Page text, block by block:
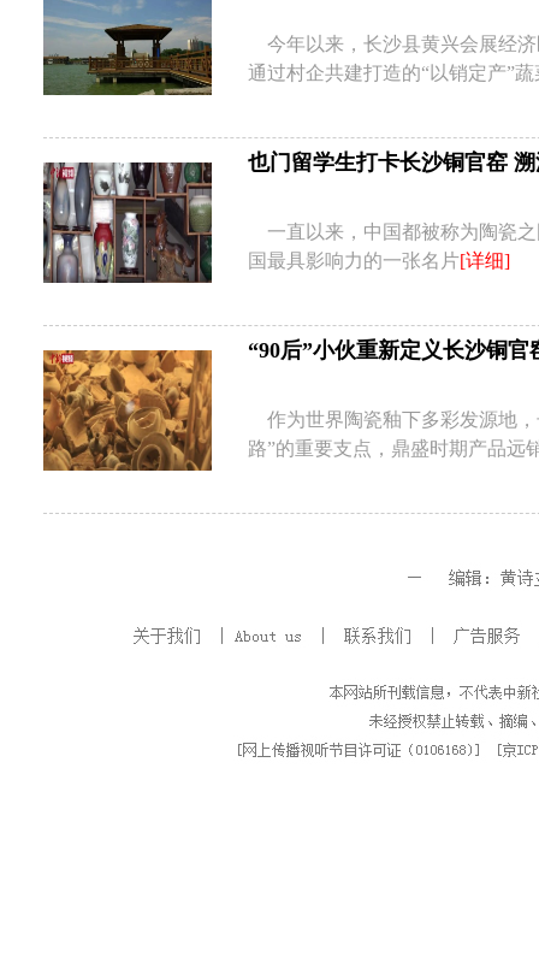
今年以来，长沙县黄兴会展经
通过村企共建打造的“以销定产”
也门留学生打卡长沙铜官窑
一直以来，中国都被称为陶瓷
国最具影响力的一张名片[详细]
“90后”小伙重新定义长沙铜
作为世界陶瓷釉下多彩发源地
路”的重要支点，鼎盛时期产品远